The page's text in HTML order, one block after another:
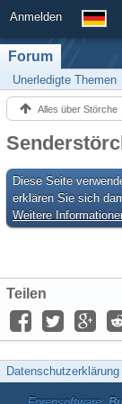
Anmelden
Forum
Unerledigte Themen
Alles über Störche
Diese Seite
erklären Sie sich
Weitere
Teilen
Datenschutzerklärung